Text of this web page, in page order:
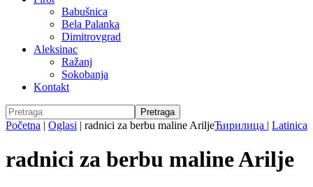
Babušnica
Bela Palanka
Dimitrovgrad
Aleksinac
Ražanj
Sokobanja
Kontakt
Ћирилица | Latinica
Početna | Oglasi | radnici za berbu maline Arilje
radnici za berbu maline Arilje